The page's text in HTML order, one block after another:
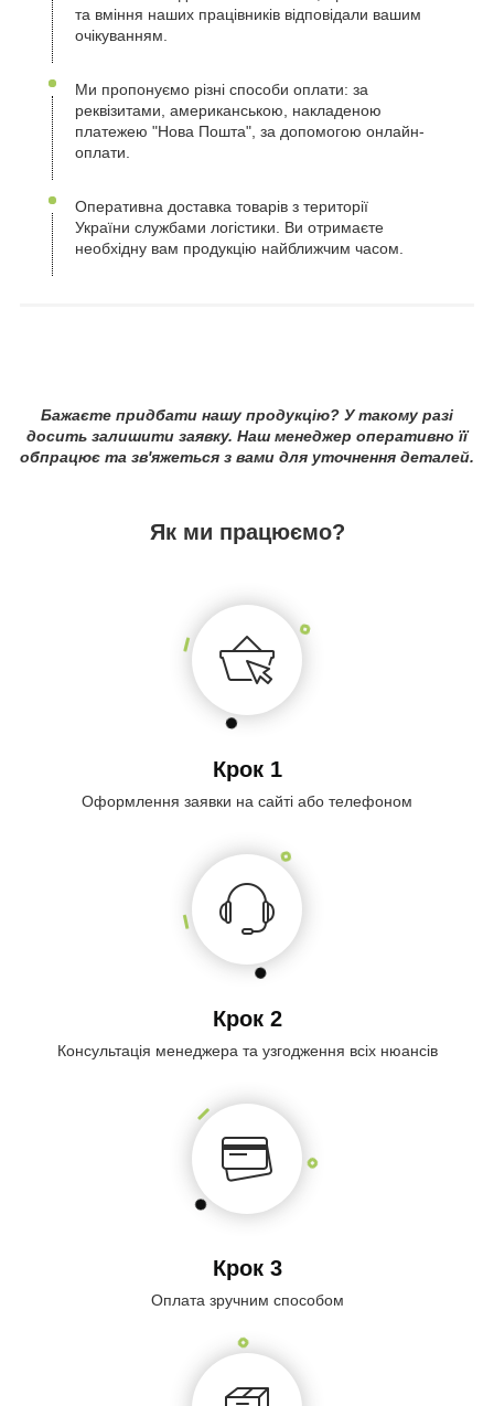
та вміння наших працівників відповідали вашим
очікуванням.
Ми пропонуємо різні способи оплати: за
реквізитами, американською, накладеною
платежею "Нова Пошта", за допомогою онлайн-
оплати.
Оперативна доставка товарів з території
України службами логістики. Ви отримаєте
необхідну вам продукцію найближчим часом.
Бажаєте придбати нашу продукцію? У такому разі
досить залишити заявку. Наш менеджер оперативно її
обпрацює та зв'яжеться з вами для уточнення деталей.
Як ми працюємо?
Крок 1
Оформлення заявки на сайті або телефоном
Крок 2
Консультація менеджера та узгодження всіх нюансів
Крок 3
Оплата зручним способом